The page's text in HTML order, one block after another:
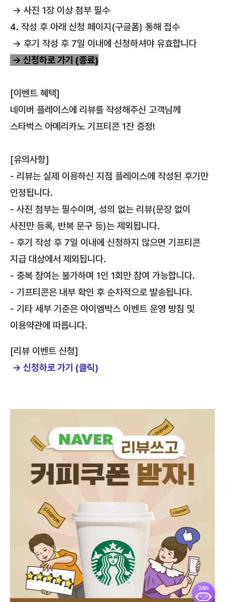
→ 사진 1장 이상 첨부 필수
4. 작성 후 아래 신청 페이지(구글폼) 통해 접수
→ 후기 작성 후 7일 이내에 신청하셔야 유효합니다
→ 신청하로 가기 (종료)
[이벤트 혜택]
네이버 플레이스에 리뷰를 작성해주신 고객님께
스타벅스 아메리카노 기프티콘 1잔 증정!
[유의사항]
- 리뷰는 실제 이용하신 지점 플레이스에 작성된 후기만
인정됩니다.
- 사진 첨부는 필수이며, 성의 없는 리뷰(문장 없이
사진만 등록, 반복 문구 등)는 제외됩니다.
- 후기 작성 후 7일 이내에 신청하지 않으면 기프티콘
지급 대상에서 제외됩니다.
- 중복 참여는 불가하며 1인 1회만 참여 가능합니다.
- 기프티콘은 내부 확인 후 순차적으로 발송됩니다.
- 기타 세부 기준은 아이엠박스 이벤트 운영 방침 및
이용약관에 따릅니다.
[리뷰 이벤트 신청]
→ 신청하로 가기 (클릭)